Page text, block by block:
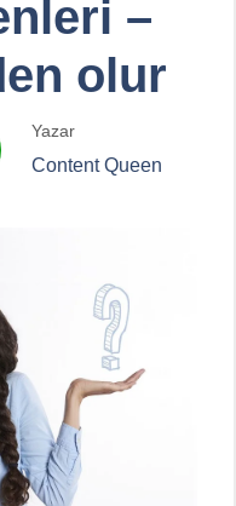
–
olur
Yazar
Content Queen